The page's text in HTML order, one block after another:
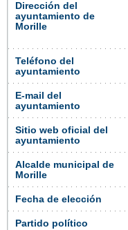
Dirección del
ayuntamiento de
Morille
Teléfono del
ayuntamiento
E-mail del
ayuntamiento
Sitio web oficial del
ayuntamiento
Alcalde municipal de
Morille
Fecha de elección
Partido político